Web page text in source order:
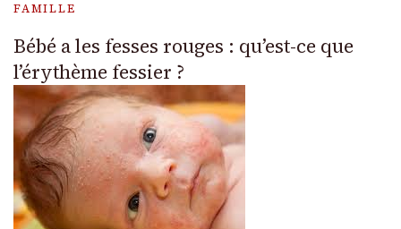
FAMILLE
Bébé a les fesses rouges : qu’est-ce que
l’érythème fessier ?